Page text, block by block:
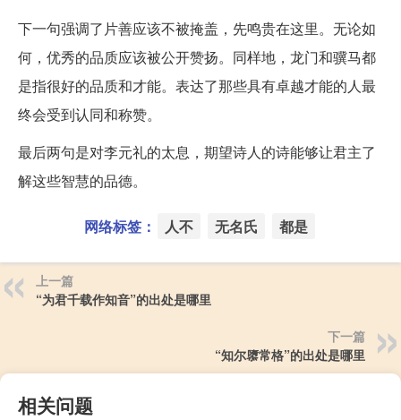
下一句强调了片善应该不被掩盖，先鸣贵在这里。无论如
何，优秀的品质应该被公开赞扬。同样地，龙门和骥马都
是指很好的品质和才能。表达了那些具有卓越才能的人最
终会受到认同和称赞。
最后两句是对李元礼的太息，期望诗人的诗能够让君主了
解这些智慧的品德。
网络标签： 人不 无名氏 都是
上一篇
“为君千载作知音”的出处是哪里
下一篇
“知尔隳常格”的出处是哪里
相关问题